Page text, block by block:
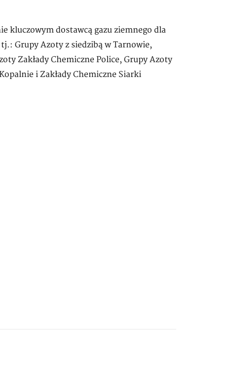
kluczowym dostawcą gazu ziemnego dla
Grupy Azoty z siedzibą w Tarnowie,
Zakłady Chemiczne Police, Grupy Azoty
i Zakłady Chemiczne Siarki